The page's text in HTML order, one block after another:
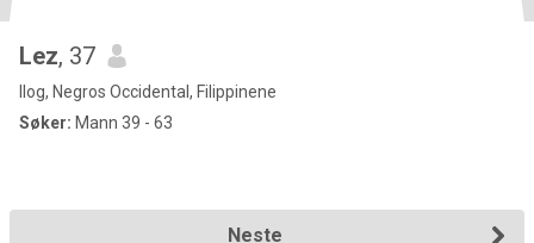
Lez, 37
Ilog, Negros Occidental, Filippinene
Søker: Mann 39 - 63
Neste